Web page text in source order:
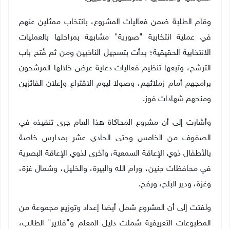
وقام الطلبة ضمن فعاليات المشروع، بانتخاب ممثلين عنهم
في عملية انتخابية "صورية" مشابهة بمراحلها بالعمليات
الانتخابية الحقيقية؛ بدأت بتسجيل الناخبين ومن ثم فُتح باب
الترشح، وتبعها تنظيم فعاليات دعاية عرض خلالها المرشحون
برامجهم أمام زملائهم، وصولا ليوم الاقتراع وإعلان الفائزين
ومنحهم شهادات فوز.
وأشارت إلى أن مشروع المحاكاة هذا العام جرى تنفيذه في
الصفوف من الخامس وحتى الحادي عشر بمدارس خاصة
بالأطفال ذوي الإعاقة السمعية، وأخرى لذوي الإعاقة البصرية
في محافظات جنين، ورام الله والبيرة، والخليل، وشمال غزة،
وغزة، ودير البلح، ورفح.
ولفتت إلى أن المشروع شمل أيضا إعداد وتوزيع مجموعة من
المطبوعات التعريفية شملت دليل المعلم و"فلاير" الطالب،